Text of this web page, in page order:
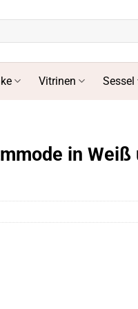
Vitrinen Sessel
in Weiß